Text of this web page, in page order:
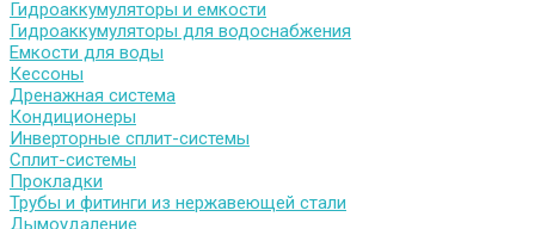
Гидроаккумуляторы и емкости
Гидроаккумуляторы для водоснабжения
Емкости для воды
Кессоны
Дренажная система
Кондиционеры
Инверторные сплит-системы
Сплит-системы
Прокладки
Трубы и фитинги из нержавеющей стали
Дымоудаление